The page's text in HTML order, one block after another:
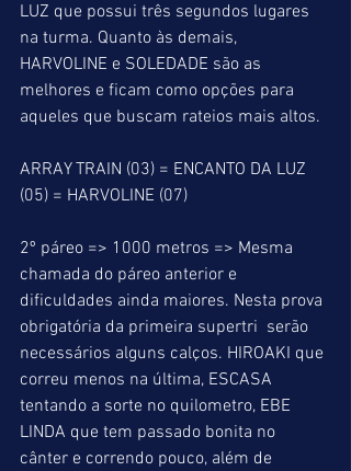
LUZ que possui três segundos lugares
na turma. Quanto às demais,
HARVOLINE e SOLEDADE são as
melhores e ficam como opções para
aqueles que buscam rateios mais altos.
ARRAY TRAIN (03) = ENCANTO DA LUZ
(05) = HARVOLINE (07)
2º páreo => 1000 metros => Mesma
chamada do páreo anterior e
dificuldades ainda maiores. Nesta prova
obrigatória da primeira supertri  serão
necessários alguns calços. HIROAKI que
correu menos na última, ESCASA
tentando a sorte no quilometro, EBE
LINDA que tem passado bonita no
cânter e correndo pouco, além de